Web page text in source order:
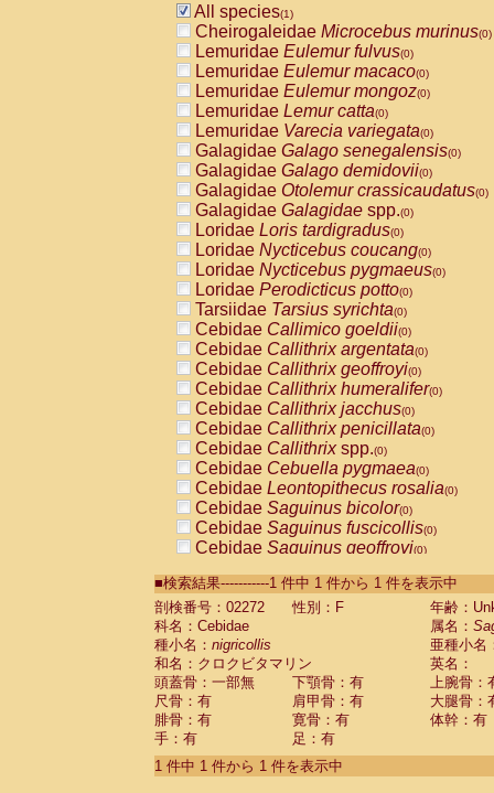
All species(1)
Cheirogaleidae Microcebus murinus(0)
Lemuridae Eulemur fulvus(0)
Lemuridae Eulemur macaco(0)
Lemuridae Eulemur mongoz(0)
Lemuridae Lemur catta(0)
Lemuridae Varecia variegata(0)
Galagidae Galago senegalensis(0)
Galagidae Galago demidovii(0)
Galagidae Otolemur crassicaudatus(0)
Galagidae Galagidae spp.(0)
Loridae Loris tardigradus(0)
Loridae Nycticebus coucang(0)
Loridae Nycticebus pygmaeus(0)
Loridae Perodicticus potto(0)
Tarsiidae Tarsius syrichta(0)
Cebidae Callimico goeldii(0)
Cebidae Callithrix argentata(0)
Cebidae Callithrix geoffroyi(0)
Cebidae Callithrix humeralifer(0)
Cebidae Callithrix jacchus(0)
Cebidae Callithrix penicillata(0)
Cebidae Callithrixspp.(0)
Cebidae Cebuella pygmaea(0)
Cebidae Leontopithecus rosalia(0)
Cebidae Saguinus bicolor(0)
Cebidae Saguinus fuscicollis(0)
Cebidae Saguinus geoffroyi(0)
CebidaeSaguinus labiatus(0)
Cebidae Saguinus leucopus (0)
Cebidae
CebidaeSaguinus mystax
CebidaeSaguinus nigricollis (1)
Cebidae Saguinus oedipus
Cebidae Saguinus weddelli
Cebidae Saguinusspp.
Cebidae Aotus trivirgatus
Cebidae Cebus albifrons
■検索結果-----------1 件中 1 件から 1 件を表示中
剖検番号：02272
性別：F
年齢：
科名：Cebidae
属名：
種小名： nigricollis
亜種小名
和名：クロクビタマリン
英名：
頭蓋骨：一部無
下顎骨：有
上腕骨：
尺骨：有
肩甲骨：有
大腿骨：
腓骨：有
寛骨：有
体幹：有
手：有
足：有
1 件中 1 件から 1 件を表示中